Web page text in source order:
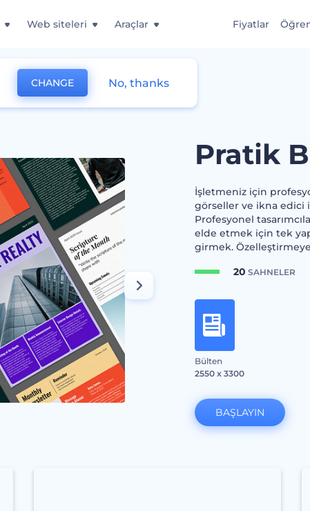
Web siteleri Araçlar Fiyatlar
Pratik
İşletmeniz için
görseller ve ikna edici
Profesyonel
elde etmek için tek
girmek.
20 SAHNELER
Bülten
2550 x 3300
BAŞLAYIN
CHANGE No, thanks